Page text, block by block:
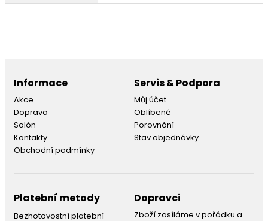
Informace
Akce
Doprava
Salón
Kontakty
Obchodní podmínky
Servis & Podpora
Můj účet
Oblíbené
Porovnání
Stav objednávky
Platební metody
Bezhotovostní platební
Dopravci
Zboží zasíláme v pořádku a